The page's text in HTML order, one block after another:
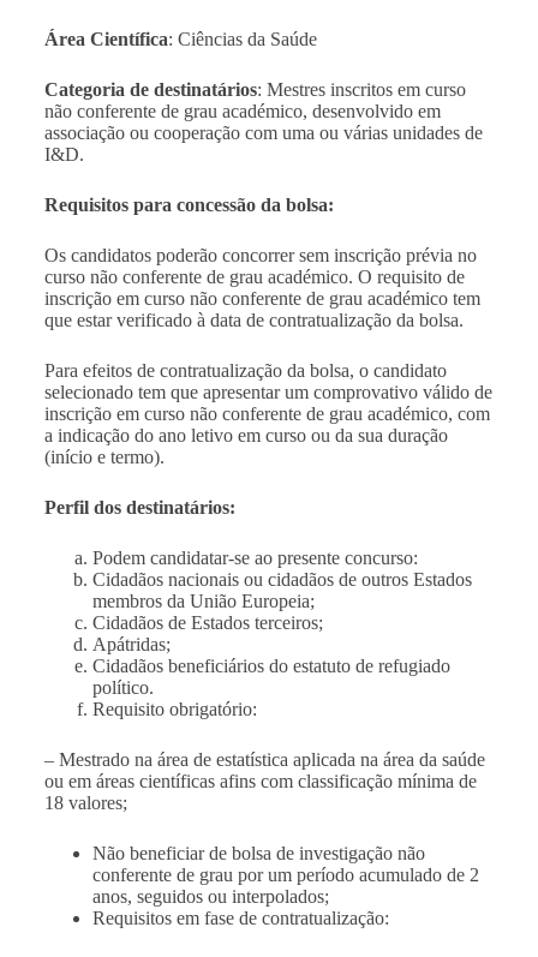
Área Científica: Ciências da Saúde
Categoria de destinatários: Mestres inscritos em curso
não conferente de grau académico, desenvolvido em
associação ou cooperação com uma ou várias unidades de
I&D.
Requisitos para concessão da bolsa:
Os candidatos poderão concorrer sem inscrição prévia no
curso não conferente de grau académico. O requisito de
inscrição em curso não conferente de grau académico tem
que estar verificado à data de contratualização da bolsa.
Para efeitos de contratualização da bolsa, o candidato
selecionado tem que apresentar um comprovativo válido de
inscrição em curso não conferente de grau académico, com
a indicação do ano letivo em curso ou da sua duração
(início e termo).
Perfil dos destinatários:
Podem candidatar-se ao presente concurso:
Cidadãos nacionais ou cidadãos de outros Estados
membros da União Europeia;
Cidadãos de Estados terceiros;
Apátridas;
Cidadãos beneficiários do estatuto de refugiado
político.
Requisito obrigatório:
– Mestrado na área de estatística aplicada na área da saúde
ou em áreas científicas afins com classificação mínima de
18 valores;
Não beneficiar de bolsa de investigação não
conferente de grau por um período acumulado de 2
anos, seguidos ou interpolados;
Requisitos em fase de contratualização: